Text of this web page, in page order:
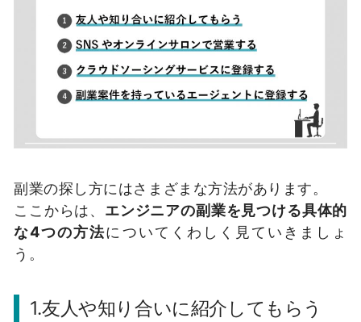
副業の探し方にはさまざまな方法があります。
ここからは、 エンジニアの副業を見つける具体的
な4つの方法についてくわしく見ていきましょ
う。
1.友人や知り合いに紹介してもらう